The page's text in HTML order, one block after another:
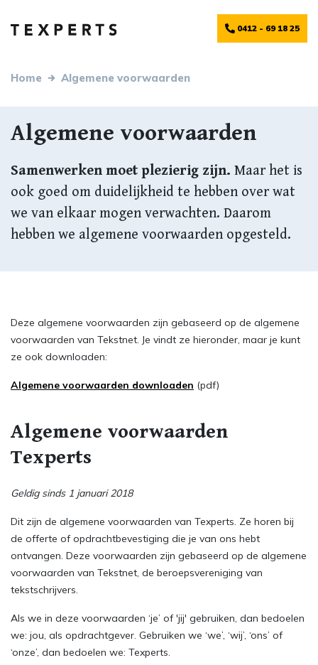
0412 - 69 18 25
Home Algemene voorwaarden
Samenwerken moet plezierig zijn.
Algemene voorwaarden
Samenwerken moet plezierig zijn. Maar het is
ook goed om duidelijkheid te hebben over wat
we van elkaar mogen verwachten. Daarom
hebben we algemene voorwaarden opgesteld.
Deze algemene voorwaarden zijn gebaseerd op de algemene
voorwaarden van Tekstnet. Je vindt ze hieronder, maar je kunt
ze ook downloaden:
Algemene voorwaarden downloaden (pdf)
Algemene voorwaarden
Texperts
Geldig sinds 1 januari 2018
Dit zijn de algemene voorwaarden van Texperts. Ze horen bij
de offerte of opdrachtbevestiging die je van ons hebt
ontvangen. Deze voorwaarden zijn gebaseerd op de algemene
voorwaarden van Tekstnet, de beroepsvereniging van
tekstschrijvers.
Als we in deze voorwaarden ‘je’ of 'jij' gebruiken, dan bedoelen
we: jou, als opdrachtgever. Gebruiken we ‘we’, ‘wij’, ‘ons’ of
‘onze’, dan bedoelen we: Texperts.